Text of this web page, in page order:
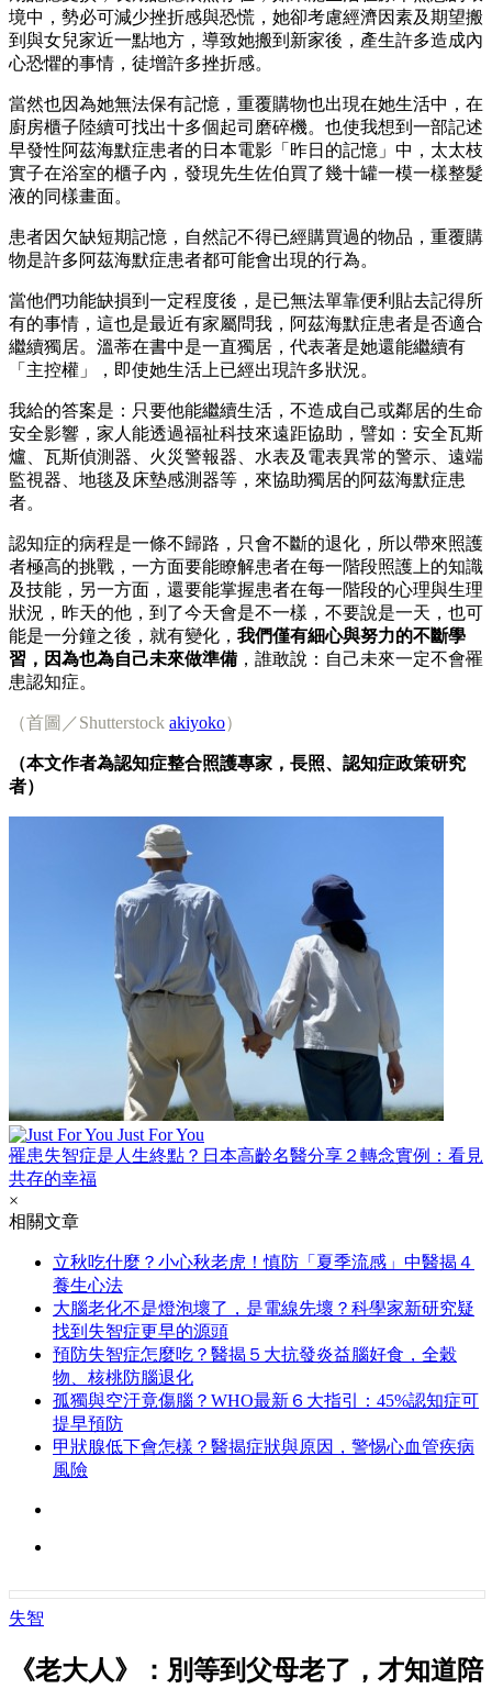
境中，勢必可減少挫折感與恐慌，她卻考慮經濟因素及期望搬
到與女兒家近一點地方，導致她搬到新家後，產生許多造成內
心恐懼的事情，徒增許多挫折感。
當然也因為她無法保有記憶，重覆購物也出現在她生活中，在
廚房櫃子陸續可找出十多個起司磨碎機。也使我想到一部記述
早發性阿茲海默症患者的日本電影「昨日的記憶」中，太太枝
實子在浴室的櫃子內，發現先生佐伯買了幾十罐一模一樣整髮
液的同樣畫面。
患者因欠缺短期記憶，自然記不得已經購買過的物品，重覆購
物是許多阿茲海默症患者都可能會出現的行為。
當他們功能缺損到一定程度後，是已無法單靠便利貼去記得所
有的事情，這也是最近有家屬問我，阿茲海默症患者是否適合
繼續獨居。溫蒂在書中是一直獨居，代表著是她還能繼續有
「主控權」，即使她生活上已經出現許多狀況。
我給的答案是：只要他能繼續生活，不造成自己或鄰居的生命
安全影響，家人能透過福祉科技來遠距協助，譬如：安全瓦斯
爐、瓦斯偵測器、火災警報器、水表及電表異常的警示、遠端
監視器、地毯及床墊感測器等，來協助獨居的阿茲海默症患
者。
認知症的病程是一條不歸路，只會不斷的退化，所以帶來照護
者極高的挑戰，一方面要能瞭解患者在每一階段照護上的知識
及技能，另一方面，還要能掌握患者在每一階段的心理與生理
狀況，昨天的他，到了今天會是不一樣，不要說是一天，也可
能是一分鐘之後，就有變化， 我們僅有細心與努力的不斷學
習，因為也為自己未來做準備 ，誰敢說：自己未來一定不會罹
患認知症。
（首圖／Shutterstock akiyoko）
（本文作者為認知症整合照護專家，長照、認知症政策研究
者）
Just For You
罹患失智症是人生終點？日本高齡名醫分享２轉念實例：看見
共存的幸福
×
相關文章
立秋吃什麼？小心秋老虎！慎防「夏季流感」中醫揭４
養生心法
大腦老化不是燈泡壞了，是電線先壞？科學家新研究疑
找到失智症更早的源頭
預防失智症怎麼吃？醫揭５大抗發炎益腦好食，全穀
物、核桃防腦退化
孤獨與空汙竟傷腦？WHO最新６大指引：45%認知症可
提早預防
甲狀腺低下會怎樣？醫揭症狀與原因，警惕心血管疾病
風險
失智
《老大人》：別等到父母老了，才知道陪